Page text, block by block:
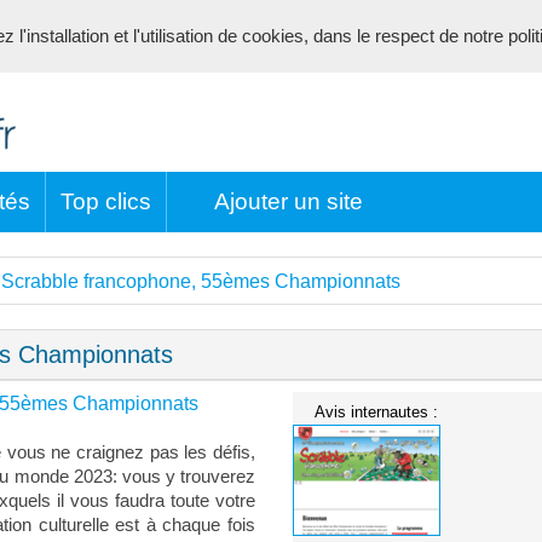
Top clics Ajouter un site
Scrabble francophone, 55èmes Championnats
Championnats
Championnats
ne craignez pas les défis,
monde 2023: vous y trouverez
il vous faudra toute votre
culturelle est à chaque fois
Avis internautes :
l'installation et l'utilisation de cookies, dans le respect de notre